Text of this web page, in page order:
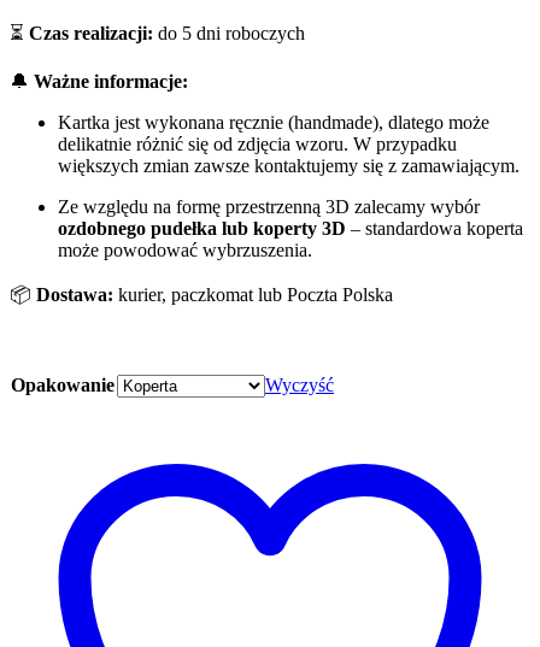
⏳ Czas realizacji: do 5 dni roboczych
🔔 Ważne informacje:
Kartka jest wykonana ręcznie (handmade), dlatego może
delikatnie różnić się od zdjęcia wzoru. W przypadku
większych zmian zawsze kontaktujemy się z zamawiającym.
Ze względu na formę przestrzenną 3D zalecamy wybór
ozdobnego pudełka lub koperty 3D – standardowa koperta
może powodować wybrzuszenia.
📦 Dostawa: kurier, paczkomat lub Poczta Polska
Opakowanie Wyczyść